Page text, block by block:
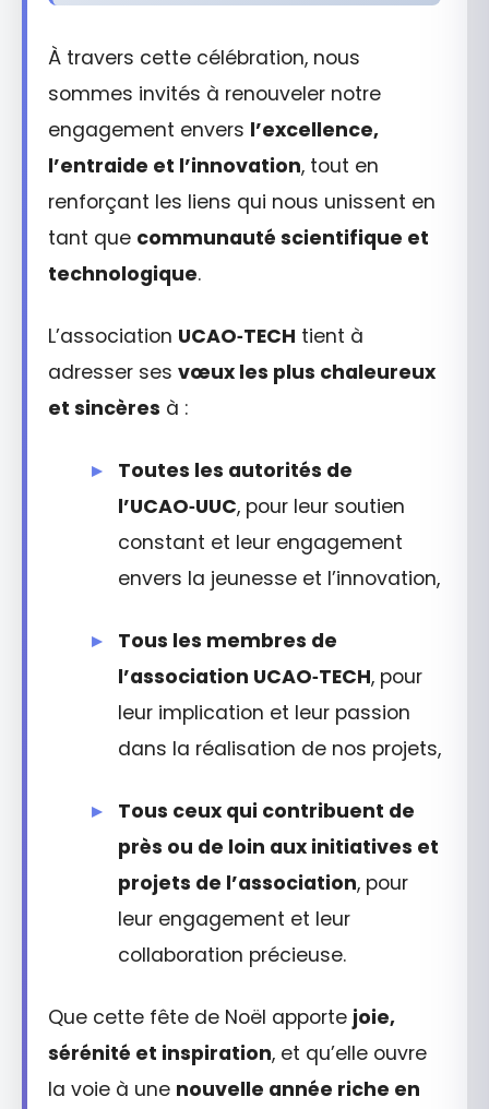
À travers cette célébration, nous
sommes invités à renouveler notre
engagement envers l’excellence,
l’entraide et l’innovation, tout en
renforçant les liens qui nous unissent en
tant que communauté scientifique et
technologique.
L’association UCAO‑TECH tient à
adresser ses vœux les plus chaleureux
et sincères à :
Toutes les autorités de
l’UCAO‑UUC, pour leur soutien
constant et leur engagement
envers la jeunesse et l’innovation,
Tous les membres de
l’association UCAO‑TECH, pour
leur implication et leur passion
dans la réalisation de nos projets,
Tous ceux qui contribuent de
près ou de loin aux initiatives et
projets de l’association, pour
leur engagement et leur
collaboration précieuse.
Que cette fête de Noël apporte joie,
sérénité et inspiration, et qu’elle ouvre
la voie à une nouvelle année riche en